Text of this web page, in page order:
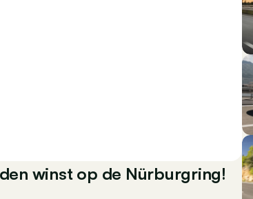
winst op de Nürburgring!